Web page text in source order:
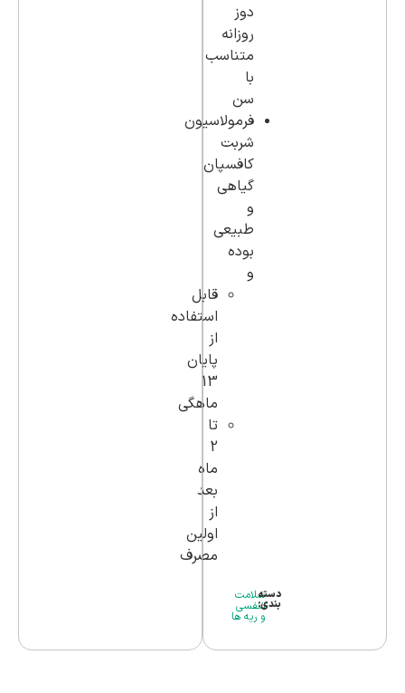
دوز
روزانه
متناسب
با
سن
فرمولاسیون
شربت
کافسپان
گیاهی
و
طبیعی
بوده
و
قابل
استفاده
از
پایان
13
ماهگی
تا
2
ماه
بعد
از
اولین
مصرف
سلامت
تنفسی
و ریه ها
دسته
بندی: